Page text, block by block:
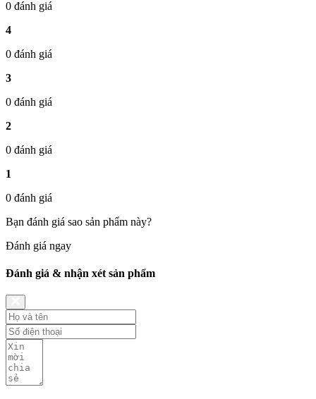
0 đánh giá
4
0 đánh giá
3
0 đánh giá
2
0 đánh giá
1
0 đánh giá
Bạn đánh giá sao sản phẩm này?
Đánh giá ngay
Đánh giá & nhận xét sản phẩm